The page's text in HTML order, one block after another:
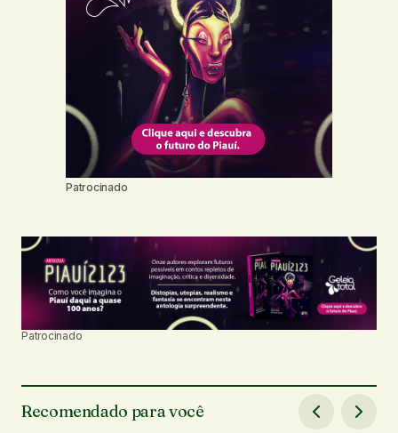
Patrocinado
Patrocinado
Recomendado para você